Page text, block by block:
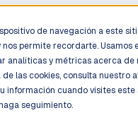
de navegación a este
permite recordarte.
analíticas y métricas acerca
las cookies, consulta nuestro
información cuando visites
seguimiento.
Services